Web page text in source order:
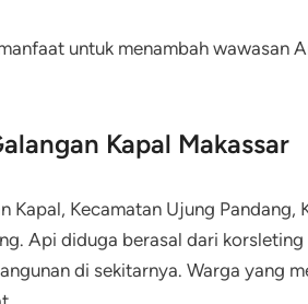
untuk menambah wawasan
Kapal Makassar
Kapal, Kecamatan Ujung Pandang,
Api diduga berasal dari
di sekitarnya. Warga yang